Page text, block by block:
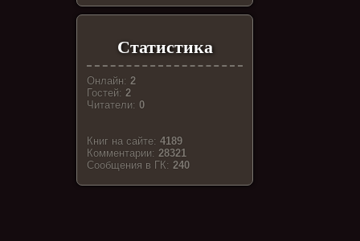
Статистика
Онлайн:2
Гостей:2
Читатели:0
Книг на сайте:4189
Комментарии:28321
Cообщения в ГК:240